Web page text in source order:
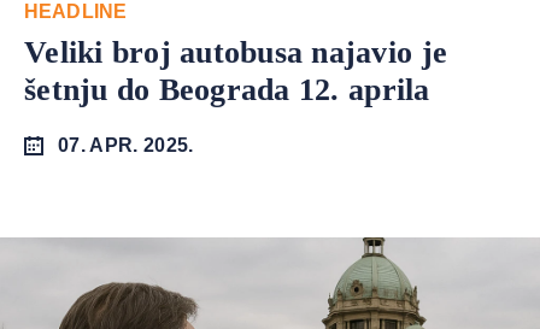
HEADLINE
Veliki broj autobusa najavio je
šetnju do Beograda 12. aprila
07. APR. 2025.